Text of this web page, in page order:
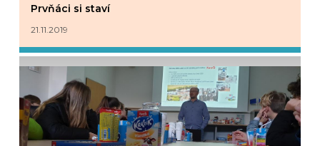
Prvňáci si staví
21.11.2019